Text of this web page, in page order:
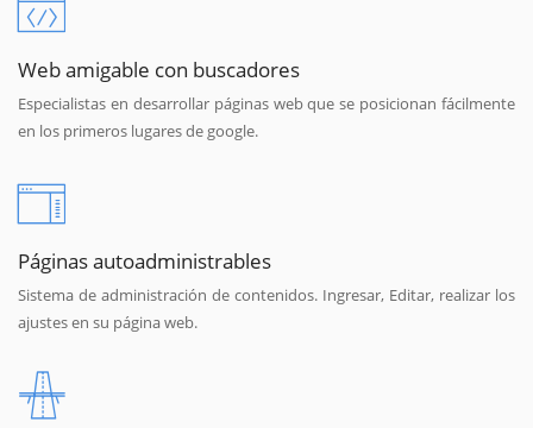
Web amigable con buscadores
Especialistas en desarrollar páginas web que se posicionan fácilmente
en los primeros lugares de google.
Páginas autoadministrables
Sistema de administración de contenidos. Ingresar, Editar, realizar los
ajustes en su página web.